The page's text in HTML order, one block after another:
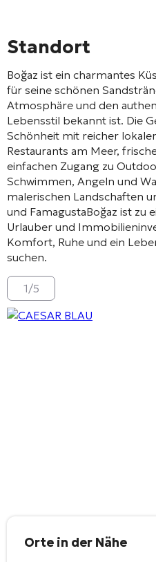
Standort
Boğaz ist ein charmantes
für seine schönen
Atmosphäre und den
Lebensstil bekannt ist. Die
Schönheit mit reicher
Restaurants am Meer,
einfachen Zugang zu
Schwimmen, Angeln und
malerischen Landschaften
und FamagustaBoğaz ist zu
Urlauber und
Komfort, Ruhe und ein
suchen.
1/5
Orte in der Nähe